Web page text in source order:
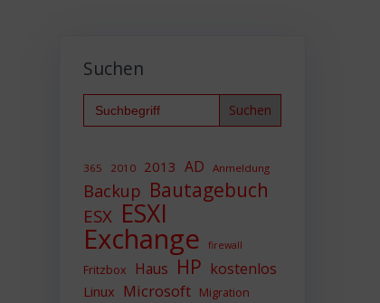
Suchen
Search
for:
365 2010 2013 AD Anmeldung
Backup Bautagebuch
ESX ESXI
Exchange firewall
Fritzbox Haus HP kostenlos
Linux Microsoft Migration